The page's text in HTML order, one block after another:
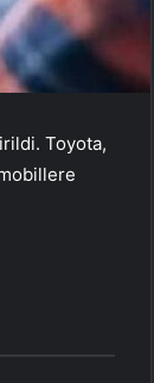
Toyota,